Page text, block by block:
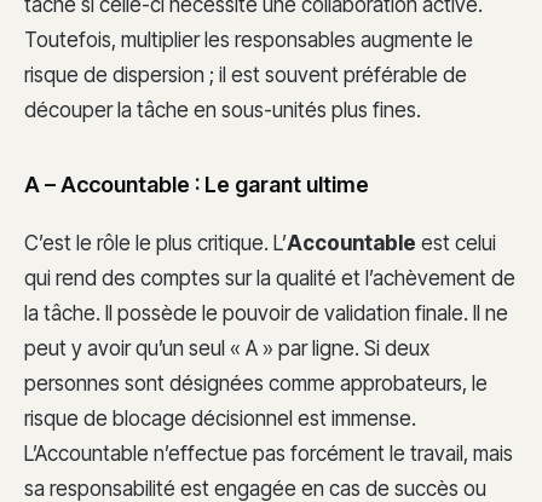
Toutefois, multiplier les responsables augmente le
risque de dispersion ; il est souvent préférable de
découper la tâche en sous-unités plus fines.
A – Accountable : Le garant ultime
C’est le rôle le plus critique. L’Accountable est celui
qui rend des comptes sur la qualité et l’achèvement de
la tâche. Il possède le pouvoir de validation finale. Il ne
peut y avoir qu’un seul « A » par ligne. Si deux
personnes sont désignées comme approbateurs, le
risque de blocage décisionnel est immense.
L’Accountable n’effectue pas forcément le travail, mais
sa responsabilité est engagée en cas de succès ou